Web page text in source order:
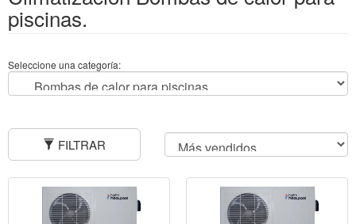
piscinas.
Seleccione una categoría:
FILTRAR